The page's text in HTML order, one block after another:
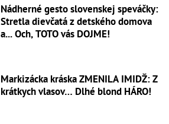
Nádherné gesto slovenskej speváčky:
Stretla dievčatá z detského domova
a... Och, TOTO vás DOJME!
Markizácka kráska ZMENILA IMIDŽ: Z
krátkych vlasov… Dlhé blond HÁRO!